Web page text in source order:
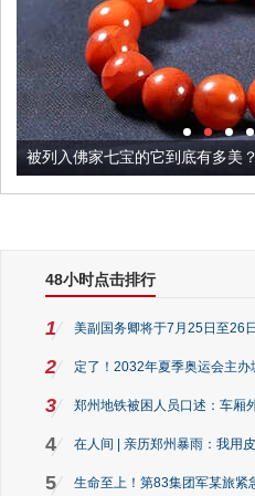
被列入佛家七宝的它到底有多美？
48小时点击排行
1 美副国务卿将于7月25日至26
2 定了！2032年夏季奥运会主
3 郑州地铁被困人员口述：车厢
4 在人间 | 亲历郑州暴雨：我用
5 生命至上！第83集团军某旅紧